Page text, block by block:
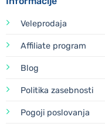
Veleprodaja
Affiliate program
Blog
Politika zasebnosti
Pogoji poslovanja